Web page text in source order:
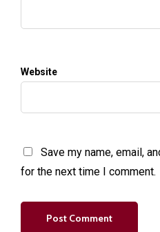
Website
Save my name, email,
for the next time I comment.